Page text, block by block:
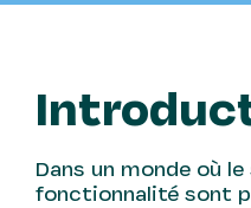
Dans un monde où
fonctionnalité sont